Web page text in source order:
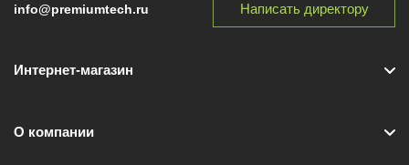
info@premiumtech.ru Написать директору
Интернет-магазин
О компании